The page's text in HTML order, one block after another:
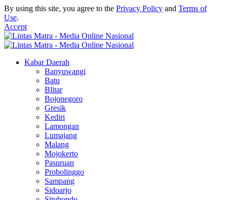
By using this site, you agree to the Privacy Policy and Terms of
Use.
Accept
Kabar Daerah
Banyuwangi
Batu
Blitar
Bojonegoro
Gresik
Kediri
Lamongan
Lumajang
Malang
Mojokerto
Pasuruan
Probolinggo
Sampang
Sidoarjo